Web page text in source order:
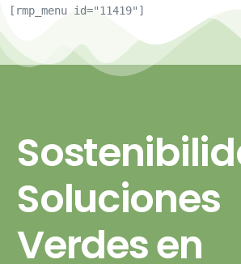
[rmp_menu id="11419"]
Soluciones
Verdes en